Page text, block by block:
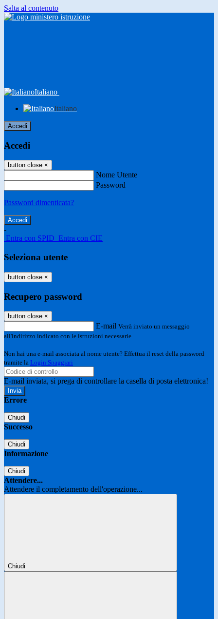
Salta al contenuto
Italiano
Italiano
Accedi
Accedi
button close ×
Nome Utente
Password
Password dimenticata?
-
Entra con SPID Entra con CIE
Seleziona utente
button close ×
Recupero password
button close ×
E-mail Verrà inviato un messaggio
all'indirizzo indicato con le istruzioni necessarie.
Non hai una e-mail associata al nome utente? Effettua il reset della password
tramite la Login Spaggiari
E-mail inviata, si prega di controllare la casella di posta elettronica!
Errore
Chiudi
Successo
Chiudi
Informazione
Chiudi
Attendere...
Attendere il completamento dell'operazione...
Chiudi